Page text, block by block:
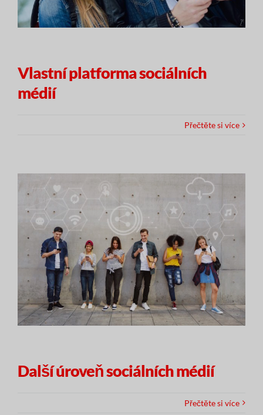
Vlastní platforma sociálních
médií
Přečtěte si více
Další úroveň sociálních médií
Přečtěte si více